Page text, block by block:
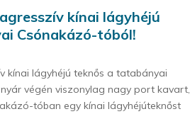
kínai lágyhéjú
Csónakázó-tóból!
kínai lágyhéjú teknős a tatabányai
végén viszonylag nagy port kavart,
tóban egy kínai lágyhéjúteknőst